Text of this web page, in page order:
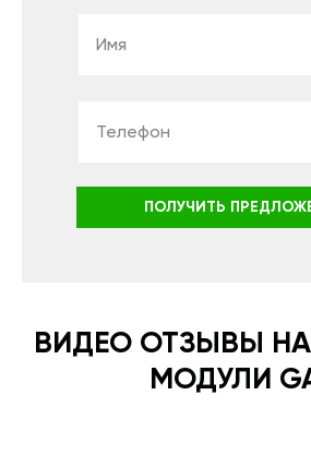
ПОЛУЧИТЬ
ВИДЕО ОТЗЫВЫ
МОДУЛИ